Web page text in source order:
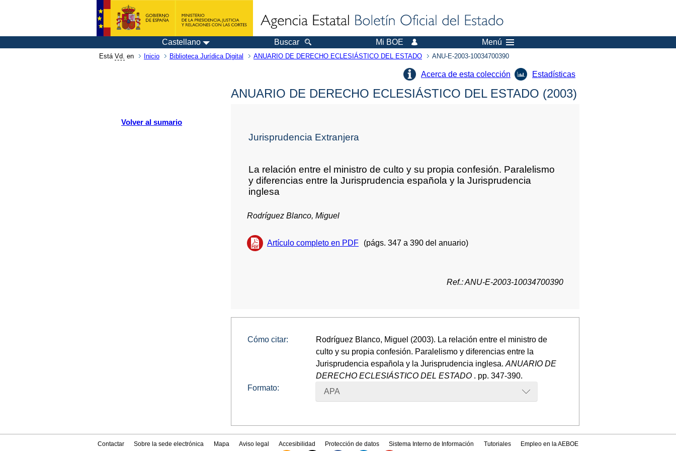
Castellano Buscar Mi BOE Menú
Está Vd. en Inicio Biblioteca Jurídica Digital ANUARIO DE DERECHO ECLESIÁSTICO DEL ESTADO ANU-E-2003-10034700390
Acerca de esta colección Estadísticas
Volver al sumario
ANUARIO DE DERECHO ECLESIÁSTICO DEL ESTADO (2003)
Jurisprudencia Extranjera
La relación entre el ministro de culto y su propia confesión. Paralelismo
y diferencias entre la Jurisprudencia española y la Jurisprudencia
inglesa
Rodríguez Blanco, Miguel
Artículo completo en PDF (págs. 347 a 390 del anuario)
Ref.: ANU-E-2003-10034700390
Cómo citar:
Rodríguez Blanco, Miguel (2003). La relación entre el ministro de
culto y su propia confesión. Paralelismo y diferencias entre la
Jurisprudencia española y la Jurisprudencia inglesa.ANUARIO DE
DERECHO ECLESIÁSTICO DEL ESTADO . pp. 347-390.
Formato:
APA
Contactar Sobre la sede electrónica Mapa Aviso legal Accesibilidad Protección de datos Sistema Interno de Información Tutoriales Empleo en la AEBOE